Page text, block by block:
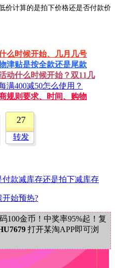
价计算的是拍下价格还是否付款价
么时候开始、几月几号
津贴是按全款还是尾款
动什么时候开始？双11几
满400减50怎么使用？
规则要求、时间、购物
27
转发
付款减库存还是拍下减库存
开始预热?
100金币！中奖率95%起！复
打开某淘APP即可浏